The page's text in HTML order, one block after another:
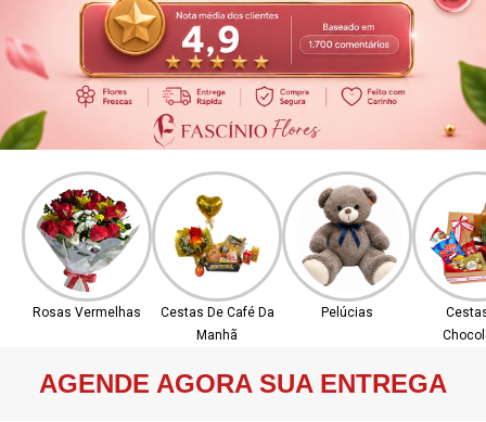
Rosas Vermelhas
Cestas De Café Da
Manhã
Pelúcias
AGENDE AGORA SUA ENTREGA